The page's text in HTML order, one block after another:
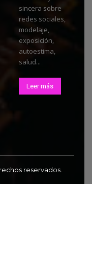
sincera sobre
redes sociales,
modelaje,
exposición,
autoestima,
salud...
Leer más
reservados.